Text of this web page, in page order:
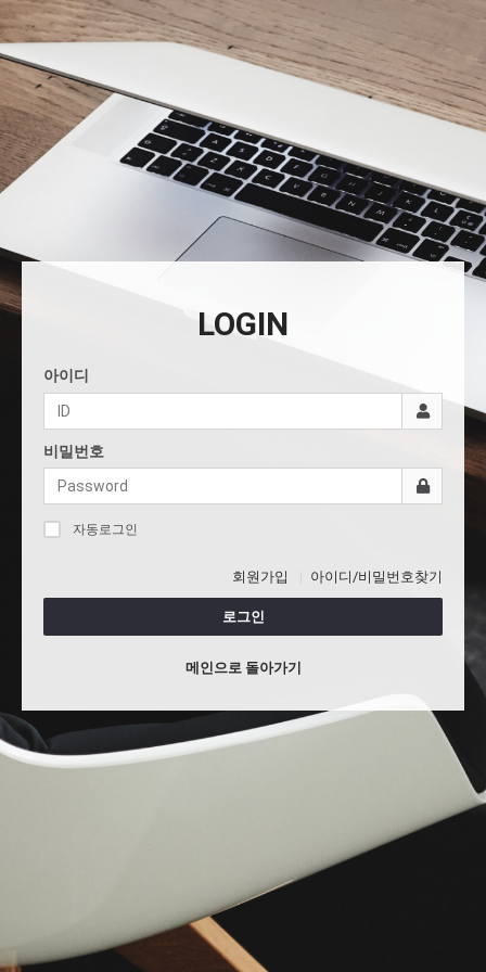
LOGIN
아이디
비밀번호
자동로그인
회원가입 아이디/비밀번호찾기
로그인
메인으로 돌아가기